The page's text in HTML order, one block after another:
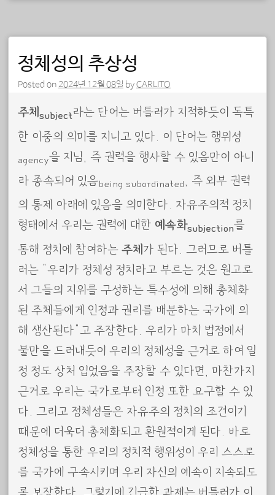
정체성의 추상성
Posted on 2024년 12월 08일 byCARLITO
주체subject라는 단어는 버틀러가 지적하듯이 독특
한 이중의 의미를 지니고 있다. 이 단어는 행위성
agency을 지님, 즉 권력을 행사할 수 있음만이 아니
라 종속되어 있음being subordinated
, 즉 외부 권력
의 통제 아래에 있음을 의미한다. 자유주의적 정치
형태에서 우리는 권력에 대한 예속화subjection를
통해 정치에 참여하는 주체가 된다. 그러므로 버틀
러는 “우리가 정체성 정치라고 부르는 것은 원고로
서 그들의 지위를 구성하는 특수성에 의해 총체화
된 주체들에게 인정과 권리를 배분하는 국가에 의
해 생산된다”고 주장한다. 우리가 마치 법정에서
불만을 드러내듯이 우리의 정체성을 근거로 하여 일
정 정도 상처 입었음을 주장할 수 있다면, 마찬가지
근거로 우리는 국가로부터 인정 또한 요구할 수 있
다. 그리고 정체성들은 자유주의 정치의 조건이기
때문에 더욱더 총체화되고 환원적이게 된다. 바로
정체성을 통한 우리의 정치적 행위성이 우리 스스로
를 국가에 구속시키며 우리 자신의 예속이 지속되도
록 보장한다. 그렇기에 긴급한 과제는 버틀러가 이